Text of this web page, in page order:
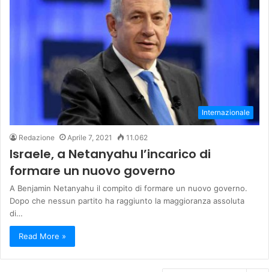
Internazionale
Redazione Aprile 7, 2021 11.062
Israele, a Netanyahu l’incarico di
formare un nuovo governo
A Benjamin Netanyahu il compito di formare un nuovo governo.
Dopo che nessun partito ha raggiunto la maggioranza assoluta
di…
Read More »